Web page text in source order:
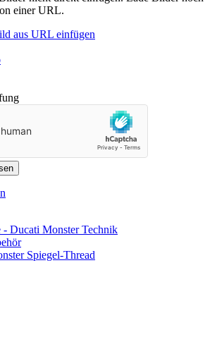
einer URL.
aus URL einfügen
- Ducati Monster Technik
Spiegel-Thread